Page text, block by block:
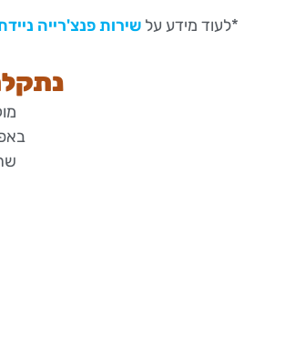
*לעוד מידע על שירות פנצ'רייה